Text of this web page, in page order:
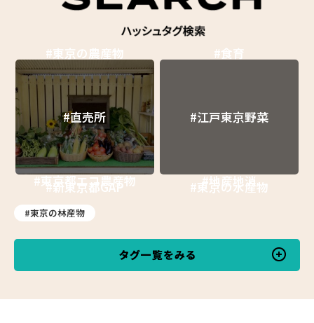
#東京の農産物 #食育
#直売所 #江戸東京野菜
#東京都エコ農産物 #地産地消
#新東京都GAP #東京の水産物
#東京の林産物